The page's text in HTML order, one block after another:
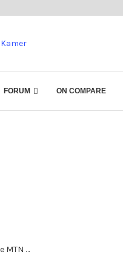
FORUM ON COMPARE
MTN …